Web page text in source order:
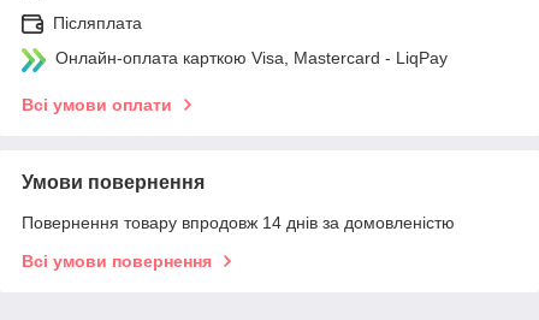
Післяплата
Онлайн-оплата карткою Visa, Mastercard - LiqPay
Всі умови оплати
Умови повернення
Повернення товару впродовж 14 днів за домовленістю
Всі умови повернення